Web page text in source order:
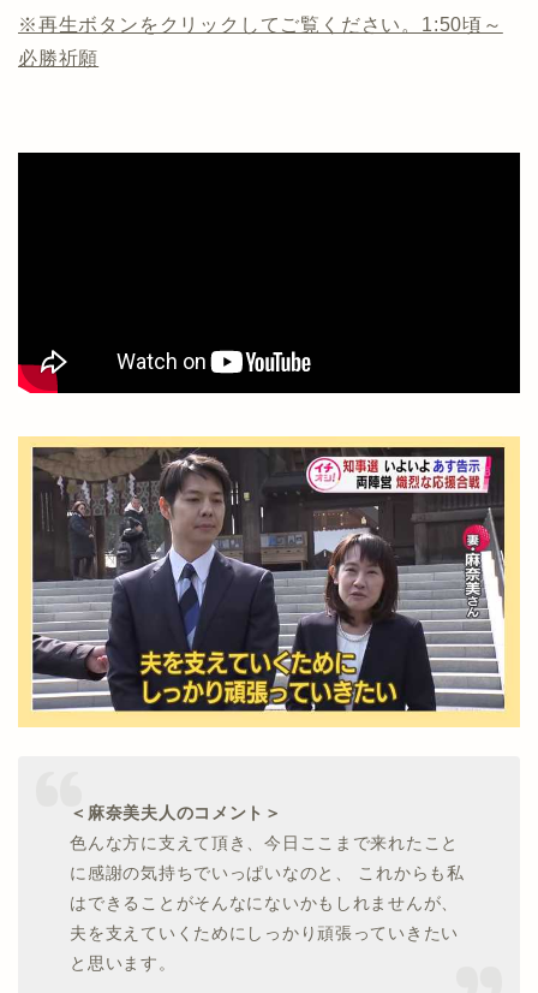
※再生ボタンをクリックしてご覧ください。1:50頃～
必勝祈願
＜麻奈美夫人のコメント＞
色んな方に支えて頂き、今日ここまで来れたこと
に感謝の気持ちでいっぱいなのと、 これからも私
はできることがそんなにないかもしれませんが、
夫を支えていくためにしっかり頑張っていきたい
と思います。